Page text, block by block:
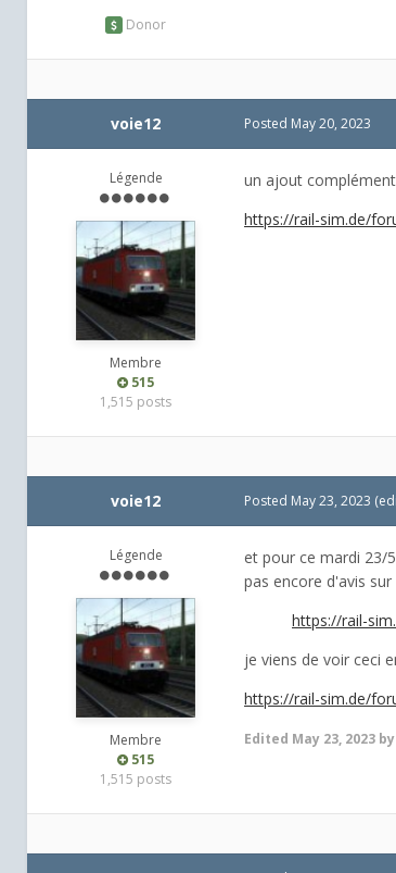
Donor
voie12
Légende
Membre
515
1,515 posts
Posted May 20, 2023
un ajout
https://rail-sim.de/
voie12
Légende
Membre
515
1,515 posts
Posted May 23, 2023
et pour ce mardi 23/
pas encore d'avis
https://rail-
je viens de voir ceci
https://rail-sim.de/
Edited May 23, 2023